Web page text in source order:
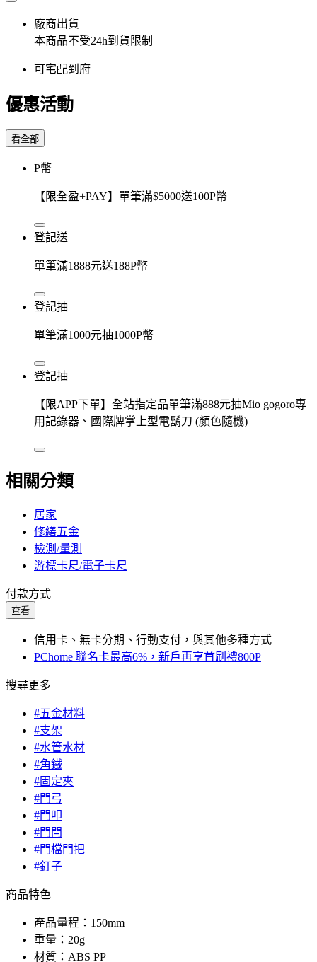
廠商出貨
本商品不受24h到貨限制
可宅配到府
優惠活動
看全部
P幣
【限全盈+PAY】單筆滿$5000送100P幣
登記送
單筆滿1888元送188P幣
登記抽
單筆滿1000元抽1000P幣
登記抽
【限APP下單】全站指定品單筆滿888元抽Mio gogoro專
用記錄器、國際牌掌上型電鬍刀 (顏色隨機)
相關分類
居家
修繕五金
檢測/量測
游標卡尺/電子卡尺
付款方式
查看
信用卡、無卡分期、行動支付，與其他多種方式
PChome 聯名卡最高6%，新戶再享首刷禮800P
搜尋更多
#五金材料
#支架
#水管水材
#角鐵
#固定夾
#門弓
#門叩
#門閂
#門檔門把
#釘子
商品特色
產品量程：150mm
重量：20g
材質：ABS PP